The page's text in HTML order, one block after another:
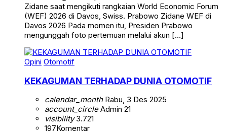
Zidane saat mengikuti rangkaian World Economic Forum
(WEF) 2026 di Davos, Swiss. Prabowo Zidane WEF di
Davos 2026 Pada momen itu, Presiden Prabowo
mengunggah foto pertemuan melalui akun […]
Opini Otomotif
KEKAGUMAN TERHADAP DUNIA OTOMOTIF
calendar_monthRabu, 3 Des 2025
account_circleAdmin 21
visibility3.721
197Komentar